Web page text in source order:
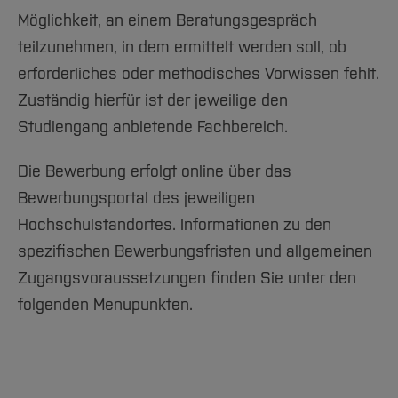
Arbeiten im FB G
Forschung und Projekte
International
Team
Service
Studiengänge
Studieninteressierte
Aktuelles
Studium
Fachgruppen
Forschung und Entwicklung
International
Team
Service
Notfall-Infos
BO Shop
Familiengerechte Hochschule
Gleichstellung
Diskriminierungsfreie Hochschule
Vertretungen
Wahlen
Hochschulbibliothek
Hochschulkommunikation
International Office
Medienzentrum
qed-Stiftung
Zentrale Studienberatung
Möglichkeit, an einem Beratungsgespräch
teilzunehmen, in dem ermittelt werden soll, ob
erforderliches oder methodisches Vorwissen fehlt.
Zuständig hierfür ist der jeweilige den
Studiengang anbietende Fachbereich.
Die Bewerbung erfolgt online über das
Bewerbungsportal des jeweiligen
Hochschulstandortes. Informationen zu den
spezifischen Bewerbungsfristen und allgemeinen
Zugangsvoraussetzungen finden Sie unter den
folgenden Menupunkten.